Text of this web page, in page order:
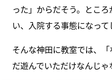
った」からだそう。とこ
い、入院する事態になって
そんな神田に教室では、
だ遊んでいただけなんじゃ